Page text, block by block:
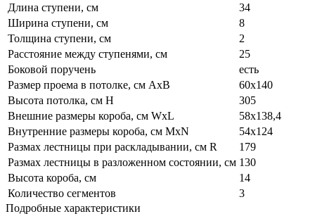
Длина ступени, см
34
Ширина ступени, см
8
Толщина ступени, см
2
Расстояние между ступенями, см
25
Боковой поручень
есть
Размер проема в потолке, см АхВ
60х140
Высота потолка, см H
305
Внешние размеры короба, см WxL
58х138,4
Внутренние размеры короба, см MxN
54х124
Размах лестницы при раскладывании, см R
179
Размах лестницы в разложенном состоянии, см 130
Высота короба, см
14
Количество сегментов
3
Подробные характеристики